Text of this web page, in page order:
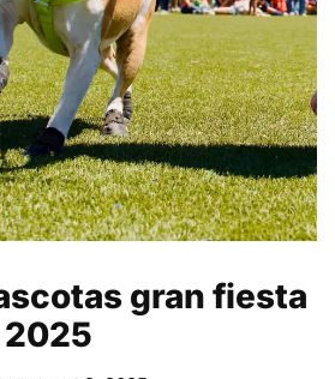
gran fiesta
2025